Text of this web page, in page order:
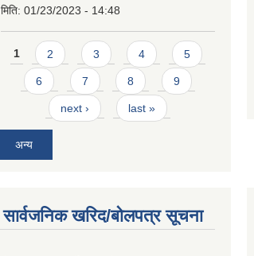
मिति: 01/23/2023 - 14:48
Pages
1 2 3 4 5
6 7 8 9
next › last »
अन्य
सार्वजनिक खरिद/बोलपत्र सूचना